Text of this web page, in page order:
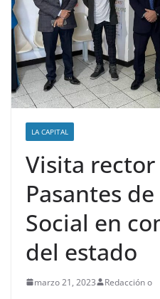
LA CAPITAL
Visita
Pasantes
Social en
del estado
marzo 21, 2023 Redacción o